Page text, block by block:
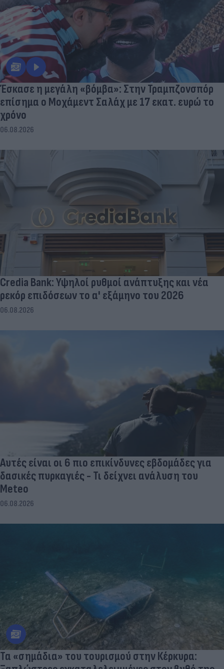
Έσκασε η μεγάλη «βόμβα»: Στην Τραμπζονσπόρ
επίσημα ο Μοχάμεντ Σαλάχ με 17 εκατ. ευρώ το
χρόνο
06.08.2026
Credia Bank: Υψηλοί ρυθμοί ανάπτυξης και νέα
ρεκόρ επιδόσεων το α' εξάμηνο του 2026
06.08.2026
Αυτές είναι οι 6 πιο επικίνδυνες εβδομάδες για
δασικές πυρκαγιές - Τι δείχνει ανάλυση του
Meteo
06.08.2026
Τα «σημάδια» του τουρισμού στην Κέρκυρα: